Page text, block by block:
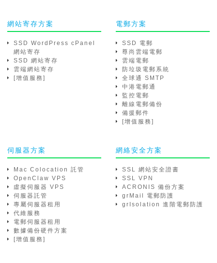
網站寄存方案
SSD WordPress cPanel
網站寄存
SSD 網站寄存
雲端網站寄存
[增值服務]
電郵方案
SSD 電郵
尊尚雲端電郵
雲端電郵
防垃圾電郵系統
全球通 SMTP
中港電郵通
監控電郵
離線電郵備份
備援郵件
[增值服務]
伺服器方案
Mac Colocation 託管
OpenClaw VPS
虛擬伺服器 VPS
伺服器託管
專屬伺服器租用
代維服務
電郵伺服器租用
數據備份硬件方案
[增值服務]
網絡安全方案
SSL 網站安全證書
SSL VPN
ACRONIS 備份方案
grMail 電郵防護
grIsolation 進階電郵防護